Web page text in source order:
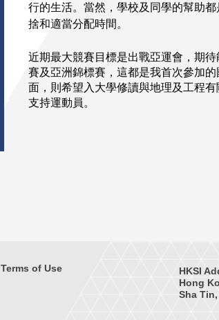
行的生活。當然，學校及同學的幫助
捨和適當分配時間。
近期最大競賽目標是出戰亞運會，期
賽及亞洲錦標賽，這都是我首次參加
面，則希望入大學修讀與地理及工程
支持運動員。
HKSI
Hong
Sha
Terms of Use